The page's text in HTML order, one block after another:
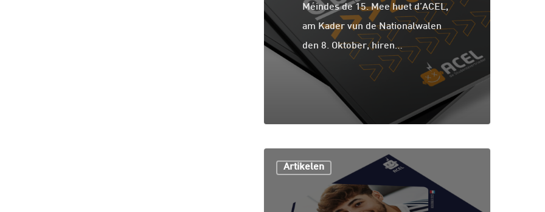
Méindes de 15. Mee huet d’ACEL,
am Kader vun de Nationalwalen
den 8. Oktober, hiren…
Artikelen